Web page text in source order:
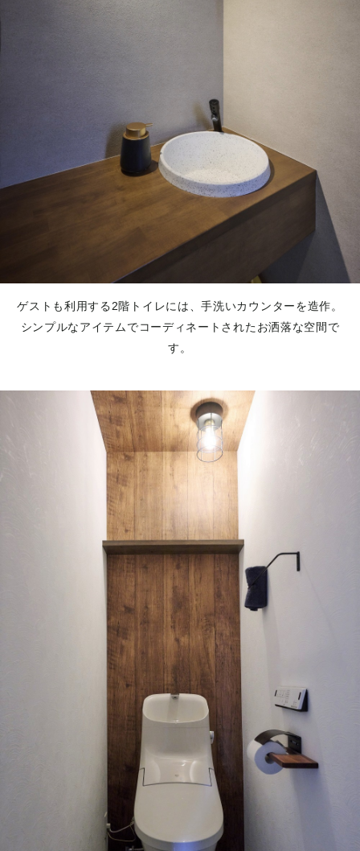
ゲストも利用する2階トイレには、手洗いカウンターを造作。
シンプルなアイテムでコーディネートされたお洒落な空間で
す。